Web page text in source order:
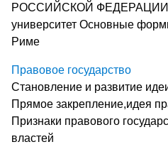
РОССИЙСКОЙ ФЕДЕРАЦИИ
университет Основные
Риме
Правовое государство
Становление и развитие
Прямое закрепление,идея
Признаки правового
властей